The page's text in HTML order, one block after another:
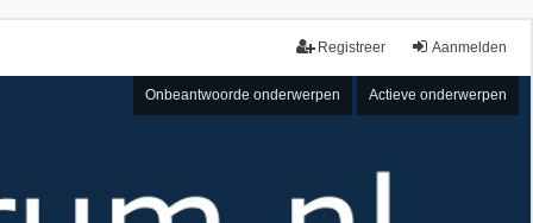
Aanmelden
Registreer
Onbeantwoorde onderwerpen Actieve onderwerpen